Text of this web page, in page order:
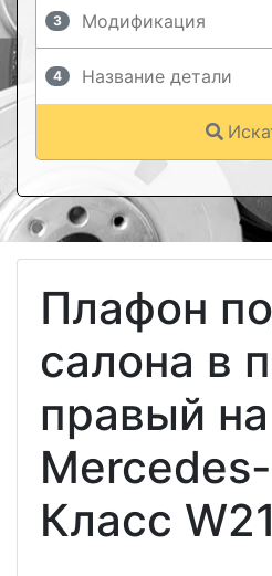
3
4
Плафон
салона в
правый на
Класс